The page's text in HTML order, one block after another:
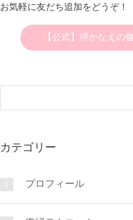
お気軽に友だち追加をどうぞ！
【公式】堺かなえの
カテゴリー
プロフィール